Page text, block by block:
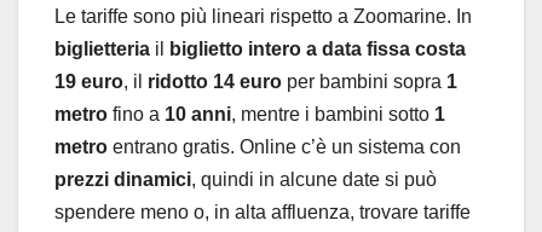
Le tariffe sono più lineari rispetto a Zoomarine. In
biglietteria il
biglietto intero a data fissa costa
19 euro, il ridotto 14 euro per bambini sopra 1
metro fino a 10 anni, mentre i bambini sotto 1
metro entrano gratis. Online c’è un sistema con
prezzi dinamici, quindi in alcune date si può
spendere meno o, in alta affluenza, trovare tariffe